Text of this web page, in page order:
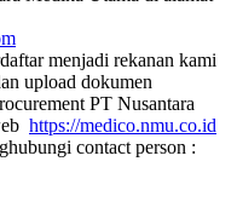
menjadi rekanan kami
upload dokumen
PT Nusantara
https://medico.nmu.co.id
contact person :